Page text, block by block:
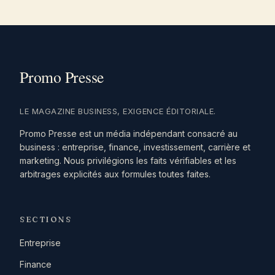
LE MAGAZINE BUSINESS, EXIGENCE ÉDITORIALE.
Promo Presse est un média indépendant consacré au
business : entreprise, finance, investissement, carrière et
marketing. Nous privilégions les faits vérifiables et les
arbitrages explicités aux formules toutes faites.
SECTIONS
Entreprise
Finance